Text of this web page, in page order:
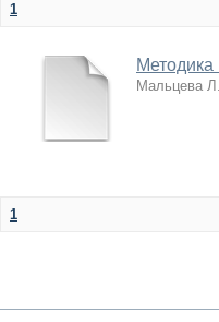
1
Методика
Мальцева
1